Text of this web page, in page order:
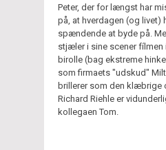
Peter, der for længst har
på, at hverdagen (og livet)
spændende at byde på.
stjæler i sine scener
birolle (bag ekstreme
som firmaets "udskud"
brillerer som den klæbrige
Richard Riehle er
kollegaen Tom.